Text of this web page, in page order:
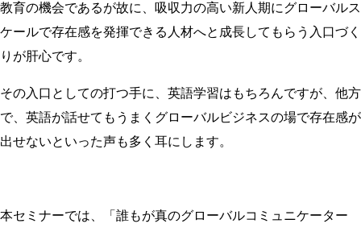
教育の機会であるが故に、吸収力の高い新人期にグローバルス
ケールで存在感を発揮できる人材へと成長してもらう入口づく
りが肝心です。
その入口としての打つ手に、英語学習はもちろんですが、他方
で、英語が話せてもうまくグローバルビジネスの場で存在感が
出せないといった声も多く耳にします。
本セミナーでは、「誰もが真のグローバルコミュニケーター